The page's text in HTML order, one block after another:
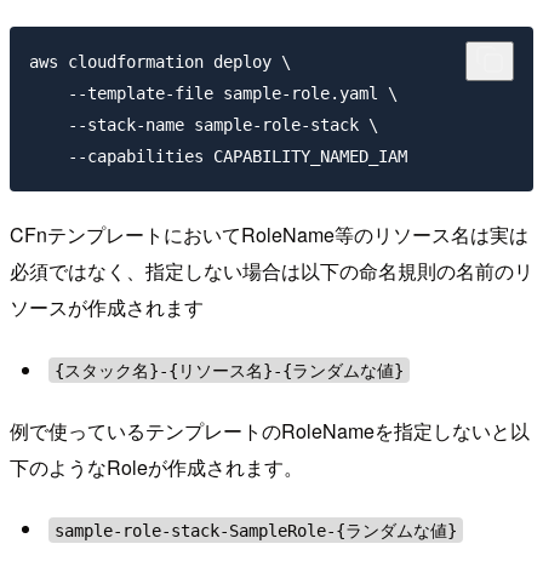
aws cloudformation deploy \
    --template-file sample-role.yaml \
    --stack-name sample-role-stack \
CFnテンプレートにおいてRoleName等のリソース名は実は
必須ではなく、指定しない場合は以下の命名規則の名前のリ
ソースが作成されます
{スタック名}-{リソース名}-{ランダムな値}
例で使っているテンプレートのRoleNameを指定しないと以
下のようなRoleが作成されます。
sample-role-stack-SampleRole-{ランダムな値}